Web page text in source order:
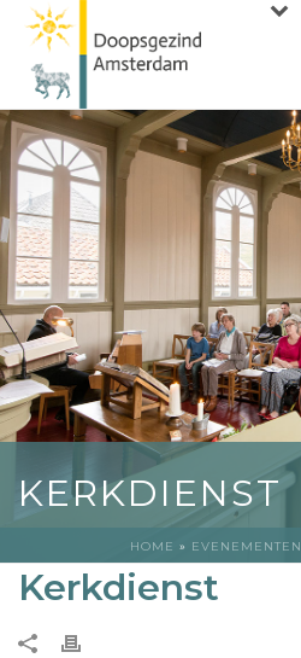
KERKDIENST
HOME » EVENEMENTEN
Kerkdienst